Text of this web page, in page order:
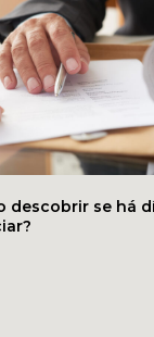
descobrir se há